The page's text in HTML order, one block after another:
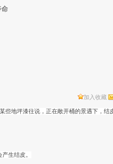
加入收藏
地坪漆往说，正在敞开桶的景遇下，结
生结皮。